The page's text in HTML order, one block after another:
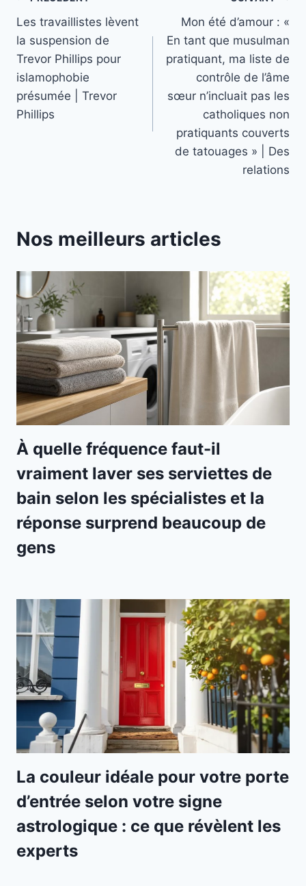
de
l’article
Les travaillistes lèvent
la suspension de
Trevor Phillips pour
islamophobie
présumée | Trevor
Phillips
Mon été d’amour : «
En tant que musulman
pratiquant, ma liste de
contrôle de l’âme
sœur n’incluait pas les
catholiques non
pratiquants couverts
de tatouages ​​» | Des
relations
Nos meilleurs articles
À quelle fréquence faut-il
vraiment laver ses serviettes de
bain selon les spécialistes et la
réponse surprend beaucoup de
gens
La couleur idéale pour votre porte
d’entrée selon votre signe
astrologique : ce que révèlent les
experts